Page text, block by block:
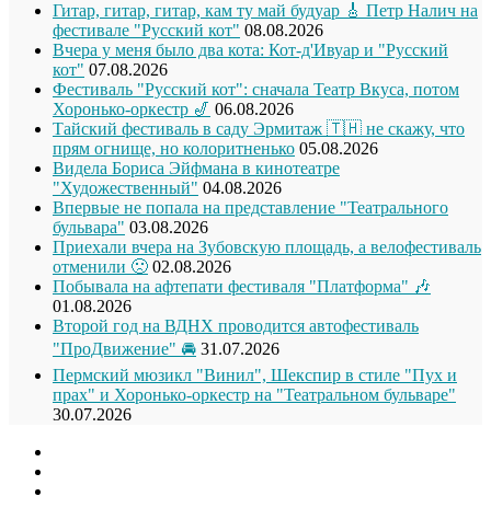
Гитар, гитар, гитар, кам ту май будуар 🎸 Петр Налич на
фестивале "Русский кот" 08.08.2026
Вчера у меня было два кота: Кот-д'Ивуар и "Русский
кот" 07.08.2026
Фестиваль "Русский кот": сначала Театр Вкуса, потом
Хоронько-оркестр 🎷 06.08.2026
Тайский фестиваль в саду Эрмитаж 🇹🇭 не скажу, что
прям огнище, но колоритненько 05.08.2026
Видела Бориса Эйфмана в кинотеатре
"Художественный" 04.08.2026
Впервые не попала на представление "Театрального
бульвара" 03.08.2026
Приехали вчера на Зубовскую площадь, а велофестиваль
отменили 🙁 02.08.2026
Побывала на афтепати фестиваля "Платформа" 🎶
01.08.2026
Второй год на ВДНХ проводится автофестиваль
"ПроДвижение" 🚘 31.07.2026
Пермский мюзикл "Винил", Шекспир в стиле "Пух и
прах" и Хоронько-оркестр на "Театральном бульваре"
30.07.2026